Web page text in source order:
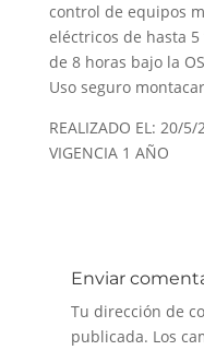
control de equipos
eléctricos de hasta
de 8 horas bajo la
Uso seguro
REALIZADO EL: 20/5/
VIGENCIA 1 AÑO
Enviar
Tu dirección de
publicada. Los